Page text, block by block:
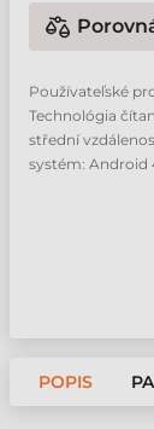
Používateľské
Technológia
střední
systém: Android
POPIS